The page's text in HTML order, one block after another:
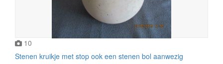
10
Stenen kruikje met stop ook een stenen bol aanwezig